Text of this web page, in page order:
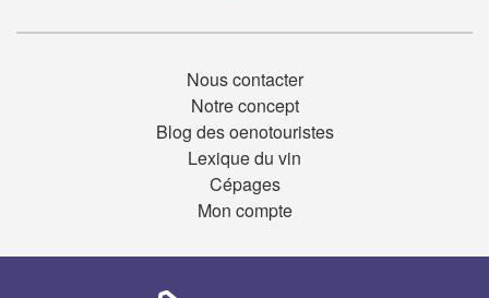
Nous contacter
Notre concept
Blog des oenotouristes
Lexique du vin
Cépages
Mon compte